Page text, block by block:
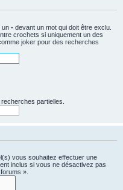
un - devant un mot qui doit être exclu.
crochets si uniquement un des
joker pour des recherches
partielles.
vous souhaitez effectuer une
inclus si vous ne désactivez pas
».